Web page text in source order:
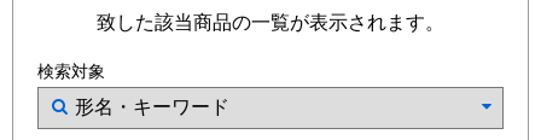
致した該当商品の一覧が表示されます。
検索対象